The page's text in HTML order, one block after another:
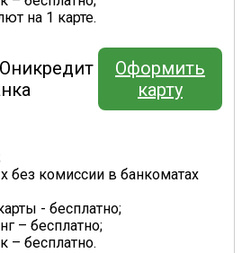
на 1 карте.
Оформить
карту
без комиссии в банкоматах
- бесплатно;
– бесплатно;
– бесплатно.